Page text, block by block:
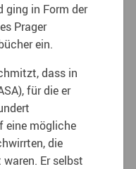
in Form der
Prager
ein.
dass in
für die er
eine mögliche
die
Er selbst